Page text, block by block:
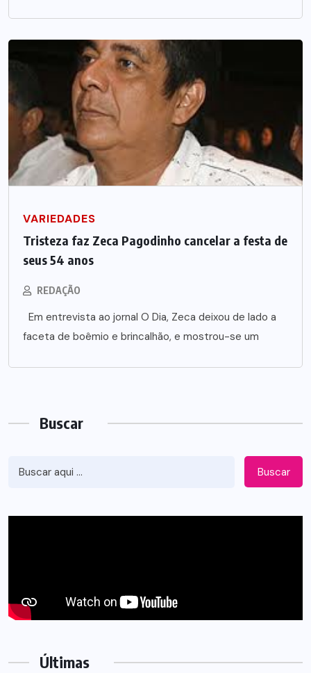
VARIEDADES
Tristeza faz Zeca Pagodinho cancelar a festa de
seus 54 anos
REDAÇÃO
Em entrevista ao jornal O Dia, Zeca deixou de lado a
faceta de boêmio e brincalhão, e mostrou-se um
Buscar
Buscar
Últimas